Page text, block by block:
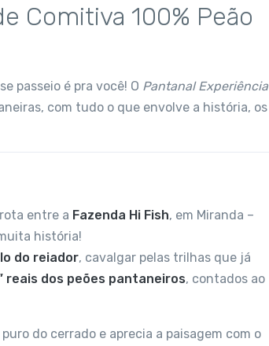
Comitiva 100% Peão
passeio é pra você! O Pantanal Experiência
com tudo o que envolve a história, os
entre a Fazenda Hi Fish, em Miranda –
história!
do reiador, cavalgar pelas trilhas que já
reais dos peões pantaneiros, contados ao
do cerrado e aprecia a paisagem com o